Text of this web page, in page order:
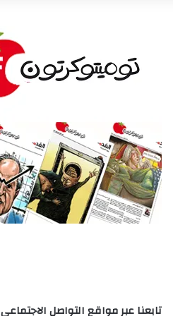
تابعنا عبر مواقع التواصل الاجتماعى